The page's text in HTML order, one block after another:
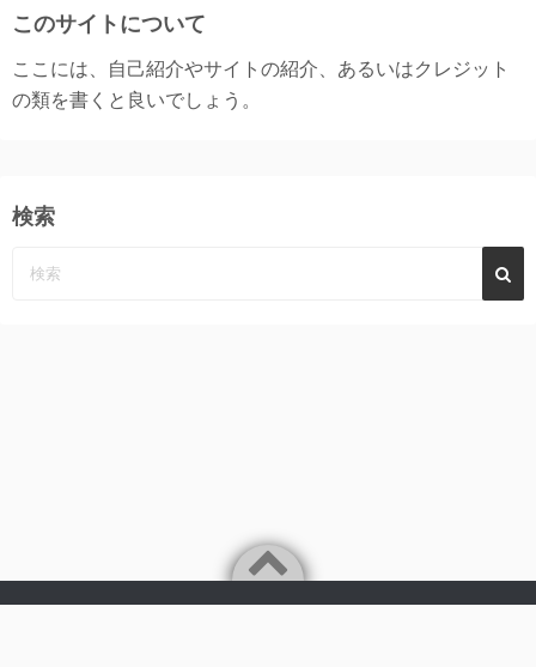
このサイトについて
ここには、自己紹介やサイトの紹介、あるいはクレジット
の類を書くと良いでしょう。
検索